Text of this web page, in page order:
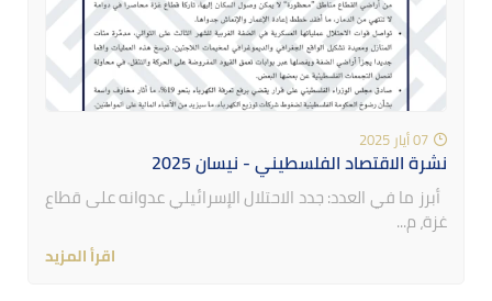
07 أيار 2025
نشرة الاقتصاد الفلسطيني - نيسان 2025
أبرز ما في العدد: جدد الاحتلال الإسرائيلي عدوانه على قطاع
غزة، م...
اقرأ المزيد